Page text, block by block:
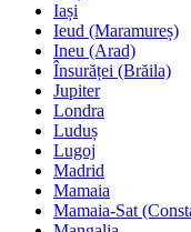
Iași
Ieud (Maramureș)
Ineu (Arad)
Însurăței (Brăila)
Jupiter
Londra
Luduș
Lugoj
Madrid
Mamaia
Mamaia-Sat